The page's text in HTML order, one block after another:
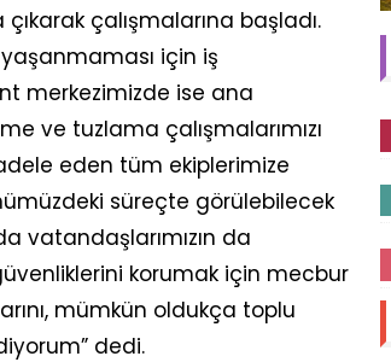
çalışmalarına başladı.
için iş
merkezimizde ise ana
ve tuzlama çalışmalarımızı
eden tüm ekiplerimize
süreçte görülebilecek
vatandaşlarımızın da
korumak için mecbur
mümkün oldukça toplu
dedi.